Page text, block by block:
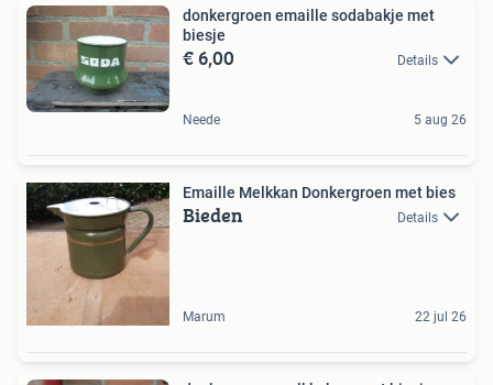
donkergroen emaille sodabakje met
biesje
€ 6,00 Details
Neede 5 aug 26
Emaille Melkkan Donkergroen met bies
Bieden Details
Marum 22 jul 26